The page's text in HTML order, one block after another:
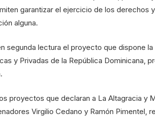
garantizar el ejercicio de los derechos
alguna.
segunda lectura el proyecto que dispone
y Privadas de la República Dominicana,
proyectos que declaran a La Altagracia
Virgilio Cedano y Ramón Pimentel,